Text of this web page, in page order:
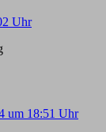
Uhr
um 18:51 Uhr